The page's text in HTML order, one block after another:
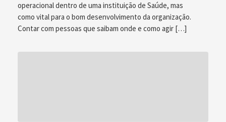
operacional dentro de uma instituição de Saúde, mas
como vital para o bom desenvolvimento da organização.
Contar com pessoas que saibam onde e como agir […]